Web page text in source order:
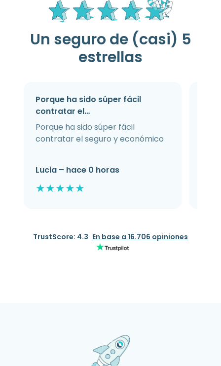
Un seguro de (casi) 5
estrellas
Porque ha sido súper fácil
contratar el…
Porque ha sido súper fácil
contratar el seguro y económico
Lucia – hace 0 horas
★★★★★
TrustScore: 4.3 En base a 16.706 opiniones